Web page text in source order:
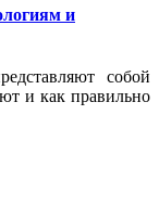
и
собой
и как правильно